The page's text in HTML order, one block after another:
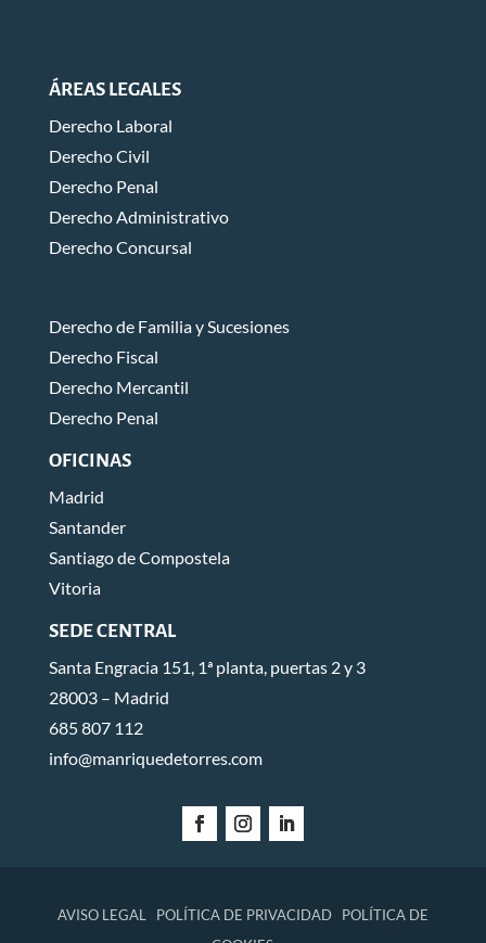
ÁREAS LEGALES
Derecho Laboral
Derecho Civil
Derecho Penal
Derecho Administrativo
Derecho Concursal
Derecho de Familia y Sucesiones
Derecho Fiscal
Derecho Mercantil
Derecho Penal
OFICINAS
Madrid
Santander
Santiago de Compostela
Vitoria
SEDE CENTRAL
Santa Engracia 151, 1ª planta, puertas 2 y 3
28003 – Madrid
685 807 112
info@manriquedetorres.com
AVISO LEGAL POLÍTICA DE PRIVACIDAD
POLÍTICA DE